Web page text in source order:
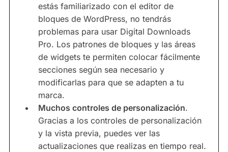
estás familiarizado con el editor de
bloques de WordPress, no tendrás
problemas para usar Digital Downloads
Pro. Los patrones de bloques y las áreas
de widgets te permiten colocar fácilmente
secciones según sea necesario y
modificarlas para que se adapten a tu
marca.
Muchos controles de personalización.
Gracias a los controles de personalización
y la vista previa, puedes ver las
actualizaciones que realizas en tiempo real.